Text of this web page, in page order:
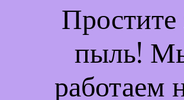
Простите
пыль!
работаем